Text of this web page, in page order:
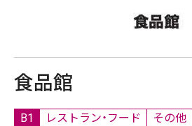
食品館
B1 レストラン・フード その他